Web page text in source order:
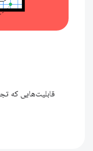
قابلیت‌هایی که